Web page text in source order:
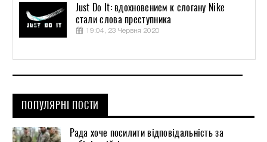
Just Do It: вдохновением к слогану Nike
стали слова преступника
19:04, 23 Червня 2020
ПОПУЛЯРНІ ПОСТИ
Рада хоче посилити відповідальність за